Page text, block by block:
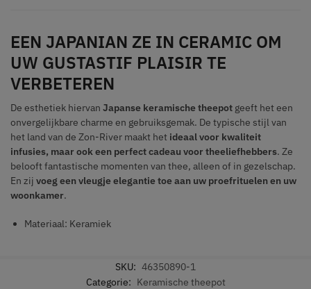
EEN JAPANIAN ZE IN CERAMIC OM
UW GUSTASTIF PLAISIR TE
VERBETEREN
De esthetiek hiervan Japanse keramische theepot geeft het een
onvergelijkbare charme en gebruiksgemak. De typische stijl van
het land van de Zon-River maakt het ideaal voor kwaliteit
infusies, maar ook een perfect cadeau voor theeliefhebbers. Ze
belooft fantastische momenten van thee, alleen of in gezelschap.
En zij voeg een vleugje elegantie toe aan uw proefrituelen en uw
woonkamer.
Materiaal: Keramiek
SKU: 46350890-1
Categorie: Keramische theepot